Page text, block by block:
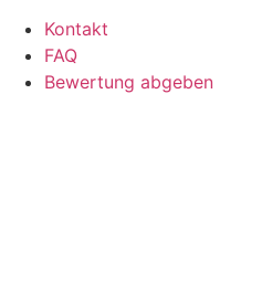
Kontakt
FAQ
Bewertung abgeben